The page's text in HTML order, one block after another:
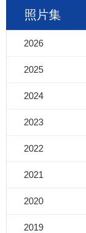
照片集
2026
2025
2024
2023
2022
2021
2020
2019